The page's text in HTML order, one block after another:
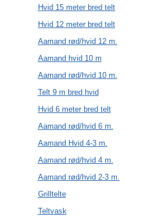
Hvid 15 meter bred telt
Hvid 12 meter bred telt
Aamand rød/hvid 12 m.
Aamand hvid 10 m
Aamand rød/hvid 10 m.
Telt 9 m bred hvid
Hvid 6 meter bred telt
Aamand rød/hvid 6 m.
Aamand Hvid 4-3 m.
Aamand rød/hvid 4 m.
Aamand rød/hvid 2-3 m.
Grilltelte
Teltvask